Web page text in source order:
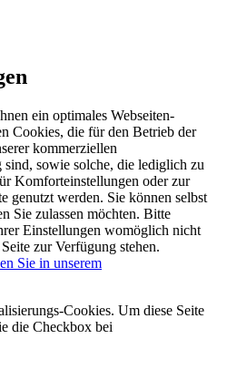
ein optimales Webseiten-
Cookies, die für den Betrieb der
kommerziellen
sowie solche, die lediglich zu
Komforteinstellungen oder zur
genutzt werden. Sie können selbst
Sie zulassen möchten. Bitte
Einstellungen womöglich nicht
zur Verfügung stehen.
Sie in unserem
Cookies. Um diese Seite
die Checkbox bei